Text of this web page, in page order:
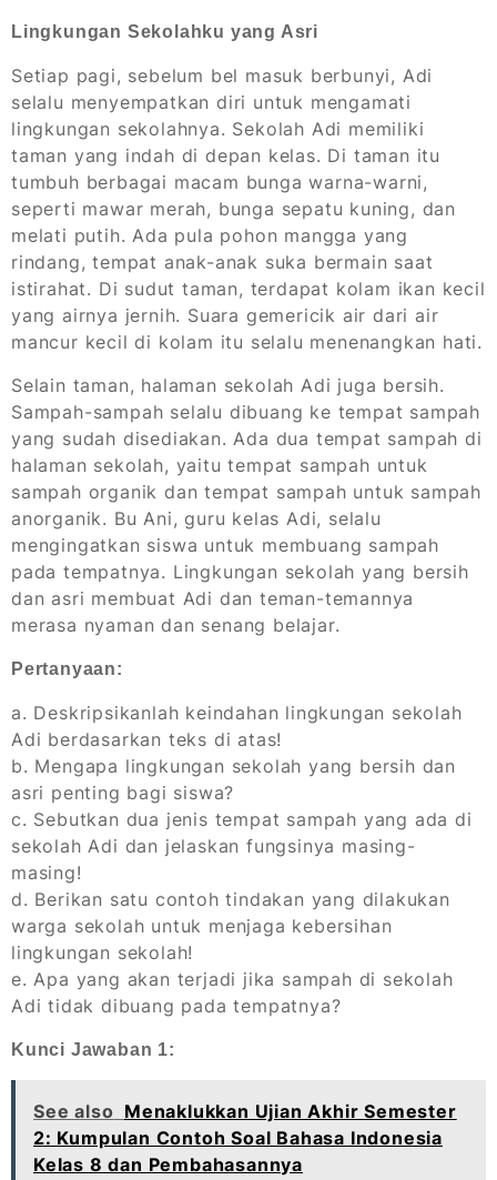
Lingkungan Sekolahku yang Asri
Setiap pagi, sebelum bel masuk berbunyi, Adi
selalu menyempatkan diri untuk mengamati
lingkungan sekolahnya. Sekolah Adi memiliki
taman yang indah di depan kelas. Di taman itu
tumbuh berbagai macam bunga warna-warni,
seperti mawar merah, bunga sepatu kuning, dan
melati putih. Ada pula pohon mangga yang
rindang, tempat anak-anak suka bermain saat
istirahat. Di sudut taman, terdapat kolam ikan kecil
yang airnya jernih. Suara gemericik air dari air
mancur kecil di kolam itu selalu menenangkan hati.
Selain taman, halaman sekolah Adi juga bersih.
Sampah-sampah selalu dibuang ke tempat sampah
yang sudah disediakan. Ada dua tempat sampah di
halaman sekolah, yaitu tempat sampah untuk
sampah organik dan tempat sampah untuk sampah
anorganik. Bu Ani, guru kelas Adi, selalu
mengingatkan siswa untuk membuang sampah
pada tempatnya. Lingkungan sekolah yang bersih
dan asri membuat Adi dan teman-temannya
merasa nyaman dan senang belajar.
Pertanyaan:
a. Deskripsikanlah keindahan lingkungan sekolah
Adi berdasarkan teks di atas!
b. Mengapa lingkungan sekolah yang bersih dan
asri penting bagi siswa?
c. Sebutkan dua jenis tempat sampah yang ada di
sekolah Adi dan jelaskan fungsinya masing-
masing!
d. Berikan satu contoh tindakan yang dilakukan
warga sekolah untuk menjaga kebersihan
lingkungan sekolah!
e. Apa yang akan terjadi jika sampah di sekolah
Adi tidak dibuang pada tempatnya?
Kunci Jawaban 1:
See also Menaklukkan Ujian Akhir Semester
2: Kumpulan Contoh Soal Bahasa Indonesia
Kelas 8 dan Pembahasannya